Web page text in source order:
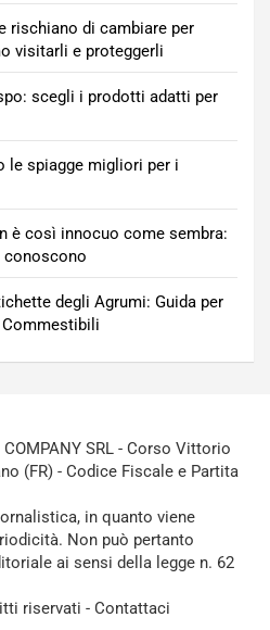
rischiano di cambiare per
visitarli e proteggerli
scegli i prodotti adatti per
le spiagge migliori per i
è così innocuo come sembra:
conoscono
degli Agrumi: Guida per
Commestibili
SRL - Corso Vittorio
(FR) - Codice Fiscale e Partita
in quanto viene
Non può pertanto
ai sensi della legge n. 62
riservati - Contattaci